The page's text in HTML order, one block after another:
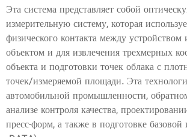
Эта система представляет собой
измерительную систему, которая
физического контакта между
объектом и для извлечения трехмерных
объекта и подготовки точек облака с
точек/измеряемой площади. Эта
автомобильной промышленности,
анализе контроля качества,
пресс-форм, а также в подготовке